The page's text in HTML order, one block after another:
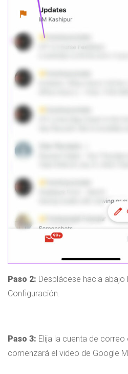
Paso 2: Desplácese hacia
Configuración.
Paso 3: Elija la cuenta de
comenzará el video de Google